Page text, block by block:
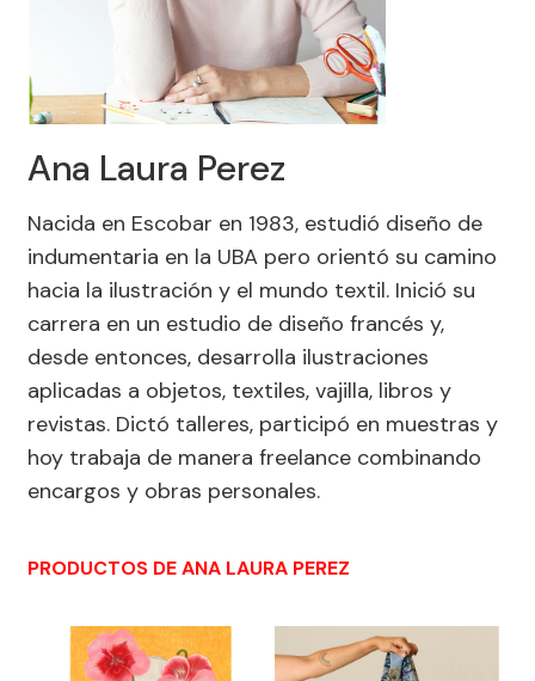
Ana Laura Perez
Nacida en Escobar en 1983, estudió diseño de
indumentaria en la UBA pero orientó su camino
hacia la ilustración y el mundo textil. Inició su
carrera en un estudio de diseño francés y,
desde entonces, desarrolla ilustraciones
aplicadas a objetos, textiles, vajilla, libros y
revistas. Dictó talleres, participó en muestras y
hoy trabaja de manera freelance combinando
encargos y obras personales.
PRODUCTOS DE ANA LAURA PEREZ